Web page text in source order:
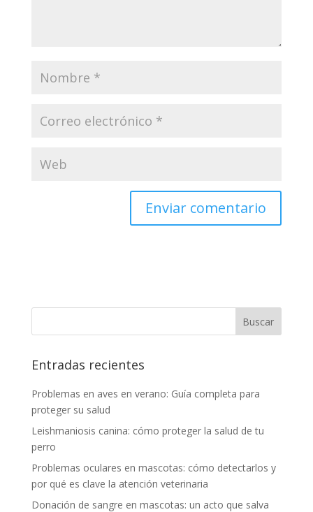
Entradas recientes
Problemas en aves en verano: Guía completa para
proteger su salud
Leishmaniosis canina: cómo proteger la salud de tu
perro
Problemas oculares en mascotas: cómo detectarlos y
por qué es clave la atención veterinaria
Donación de sangre en mascotas: un acto que salva